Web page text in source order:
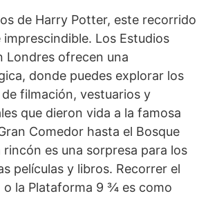
de Harry Potter, este recorrido
imprescindible. Los Estudios
Londres ofrecen una
donde puedes explorar los
filmación, vestuarios y
que dieron vida a la famosa
Comedor hasta el Bosque
es una sorpresa para los
películas y libros. Recorrer el
o la Plataforma 9 ¾ es como